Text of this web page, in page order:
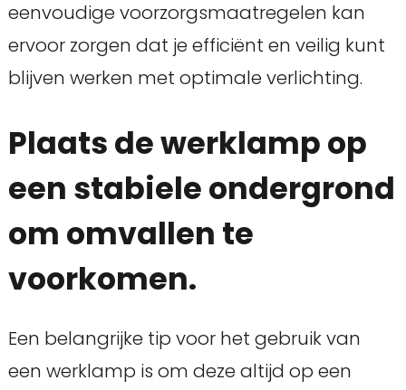
eenvoudige voorzorgsmaatregelen kan
ervoor zorgen dat je efficiënt en veilig kunt
blijven werken met optimale verlichting.
Plaats de werklamp op
een stabiele ondergrond
om omvallen te
voorkomen.
Een belangrijke tip voor het gebruik van
een werklamp is om deze altijd op een